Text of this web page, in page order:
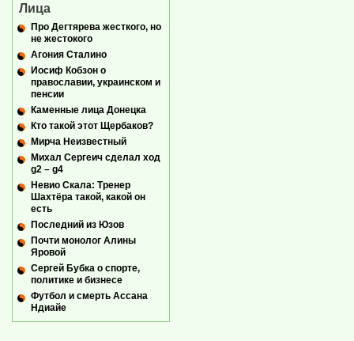
Лица
Про Дегтярева жесткого, но
не жестокого
Агония Сталино
Иосиф Кобзон о
православии, украинском и
пенсии
Каменные лица Донецка
Кто такой этот Щербаков?
Мирча Неизвестный
Михал Сергеич сделал ход
g2 – g4
Невио Скала: Тренер
Шахтёра такой, какой он
есть
Последний из Юзов
Почти монолог Алины
Яровой
Сергей Бубка о спорте,
политике и бизнесе
Футбол и смерть Ассана
Ндиайе